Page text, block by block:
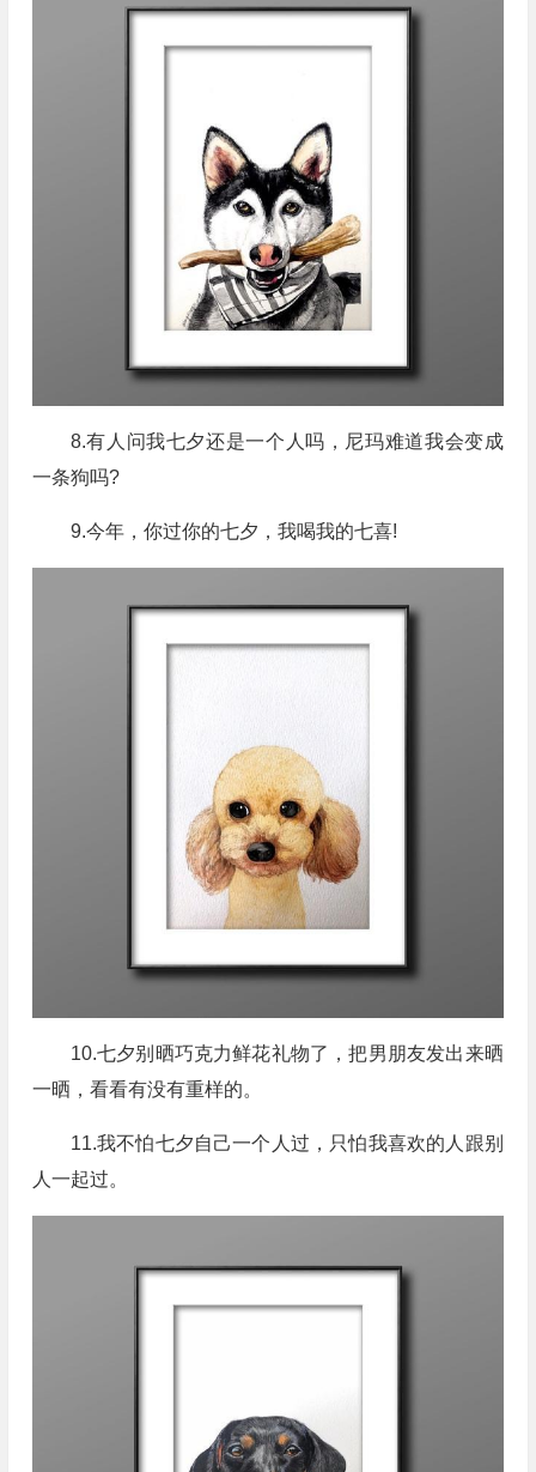
8.有人问我七夕还是一个人吗，尼玛难道我会变成
一条狗吗?
9.今年，你过你的七夕，我喝我的七喜!
10.七夕别晒巧克力鲜花礼物了，把男朋友发出来晒
一晒，看看有没有重样的。
11.我不怕七夕自己一个人过，只怕我喜欢的人跟别
人一起过。